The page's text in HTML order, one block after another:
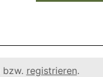
bzw. registrieren.